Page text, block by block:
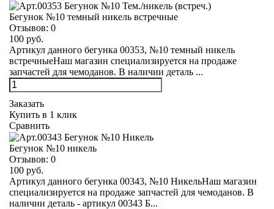
Бегунок №10 темный никель встречные
Отзывов: 0
100 руб.
Артикул данного бегунка 00353, №10 темный никель
встречныеНаш магазин специализируется на продаже
запчастей для чемоданов. В наличии деталь ...
Заказать
Купить в 1 клик
Сравнить
Бегунок №10 никель
Отзывов: 0
100 руб.
Артикул данного бегунка 00343, №10 НикельНаш магазин
специализируется на продаже запчастей для чемоданов. В
наличии деталь - артикул 00343 Б...